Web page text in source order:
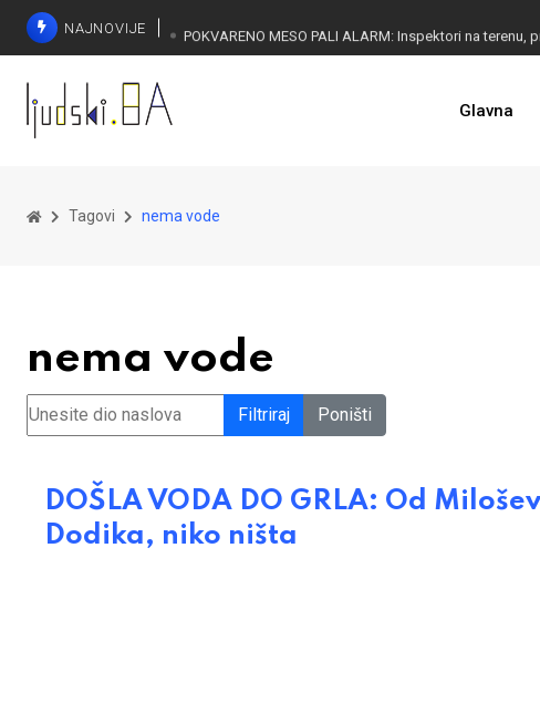
NAJNOVIJE
Glavna
Tagovi nema vode
nema vode
Unesite dio naslova Filtriraj Poništi
DOŠLA VODA DO GRLA: Od
Dodika, niko ništa